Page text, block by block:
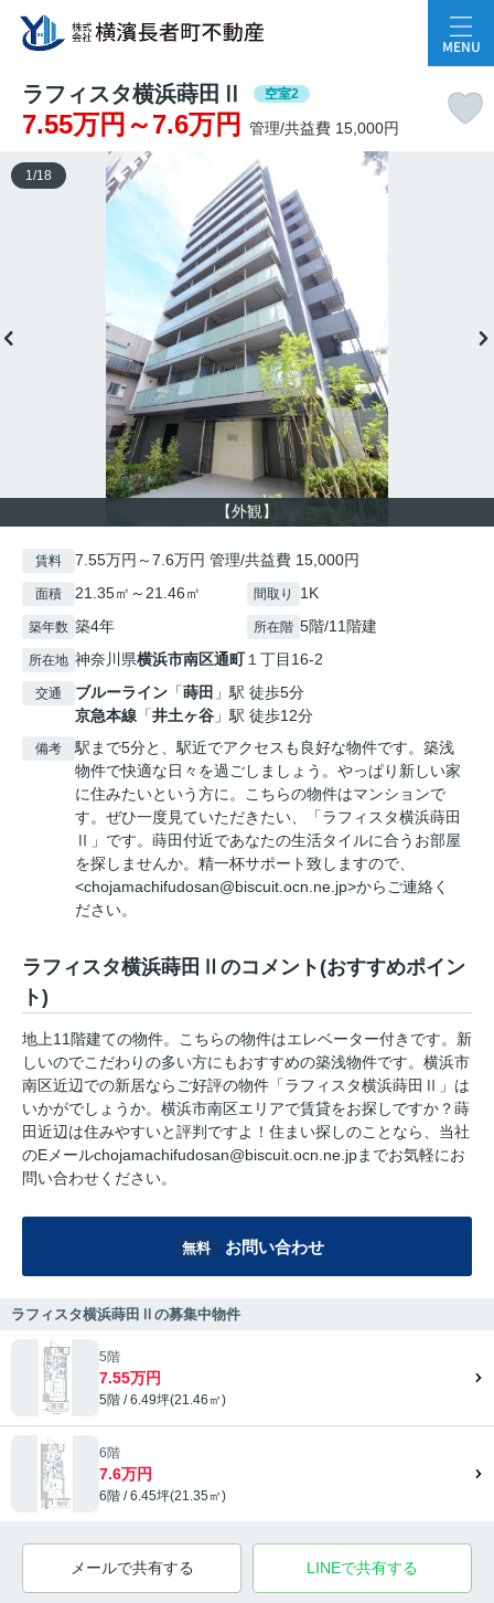
MENU
ラフィスタ横浜蒔田Ⅱ 空室2
7.55万円～7.6万円 管理/共益費 15,000円
【外観】
1 /18
賃料 7.55万円～7.6万円 管理/共益費 15,000円
面積 21.35㎡～21.46㎡ 間取り 1K
築年数 築4年 所在階 5階/11階建
所在地 神奈川県横浜市南区通町１丁目16-2
交通 ブルーライン 「蒔田 」駅 徒歩5分
京急本線 「井土ヶ谷 」駅 徒歩12分
備考
駅まで5分と、駅近でアクセスも良好な物件です。築浅
物件で快適な日々を過ごしましょう。やっぱり新しい家
に住みたいという方に。こちらの物件はマンションで
す。ぜひ一度見ていただきたい、「ラフィスタ横浜蒔田
Ⅱ」です。蒔田付近であなたの生活タイルに合うお部屋
を探しませんか。精一杯サポート致しますので、
<chojamachifudosan@biscuit.ocn.ne.jp>からご連絡く
ださい。
ラフィスタ横浜蒔田Ⅱのコメント(おすすめポイン
ト)
地上11階建ての物件。こちらの物件はエレベーター付きです。新
しいのでこだわりの多い方にもおすすめの築浅物件です。横浜市
南区近辺での新居ならご好評の物件「ラフィスタ横浜蒔田Ⅱ」は
いかがでしょうか。横浜市南区エリアで賃貸をお探しですか？蒔
田近辺は住みやすいと評判ですよ！住まい探しのことなら、当社
のEメールchojamachifudosan@biscuit.ocn.ne.jpまでお気軽にお
問い合わせください。
無料 お問い合わせ
ラフィスタ横浜蒔田Ⅱの募集中物件
5階
7.55万円
5階 / 6.49坪(21.46㎡)
6階
7.6万円
6階 / 6.45坪(21.35㎡)
メールで共有する LINEで共有する